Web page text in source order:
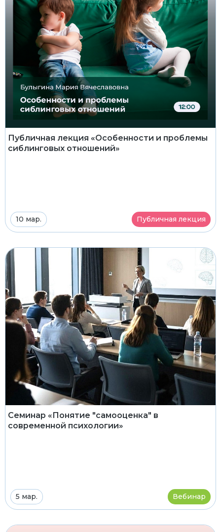
Публичная лекция «Особенности и проблемы
сиблинговых отношений»
10 мар. Публичная лекция
Семинар «Понятие "самооценка" в
современной психологии»
5 мар. Вебинар